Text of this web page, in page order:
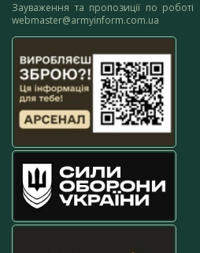
Зауваження та пропозиції по
webmaster@armyinform.com.ua